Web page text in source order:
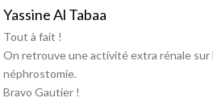
Yassine Al Tabaa
Tout à fait !
On retrouve une activité extra rénale
néphrostomie.
Bravo Gautier !